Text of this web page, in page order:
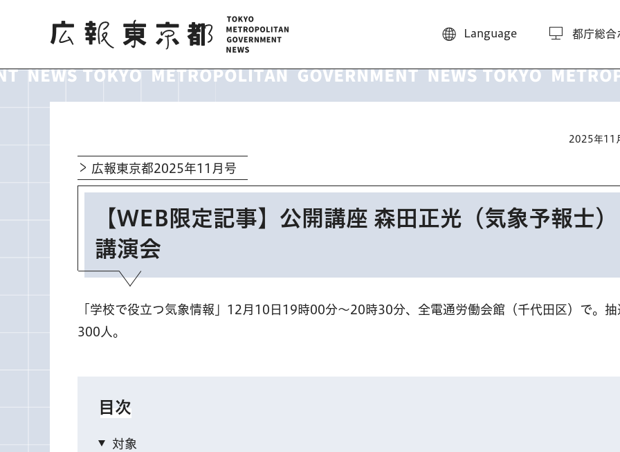
広報東京都
Language 都庁総合
2025年11
広報東京都2025年11月号
【WEB限定記事】公開講座 森田正光（気象予報士）
講演会
「学校で役立つ気象情報」12月10日19時00分～20時30分、全電通労働会館（千代田区）で。抽
300人。
目次
対象